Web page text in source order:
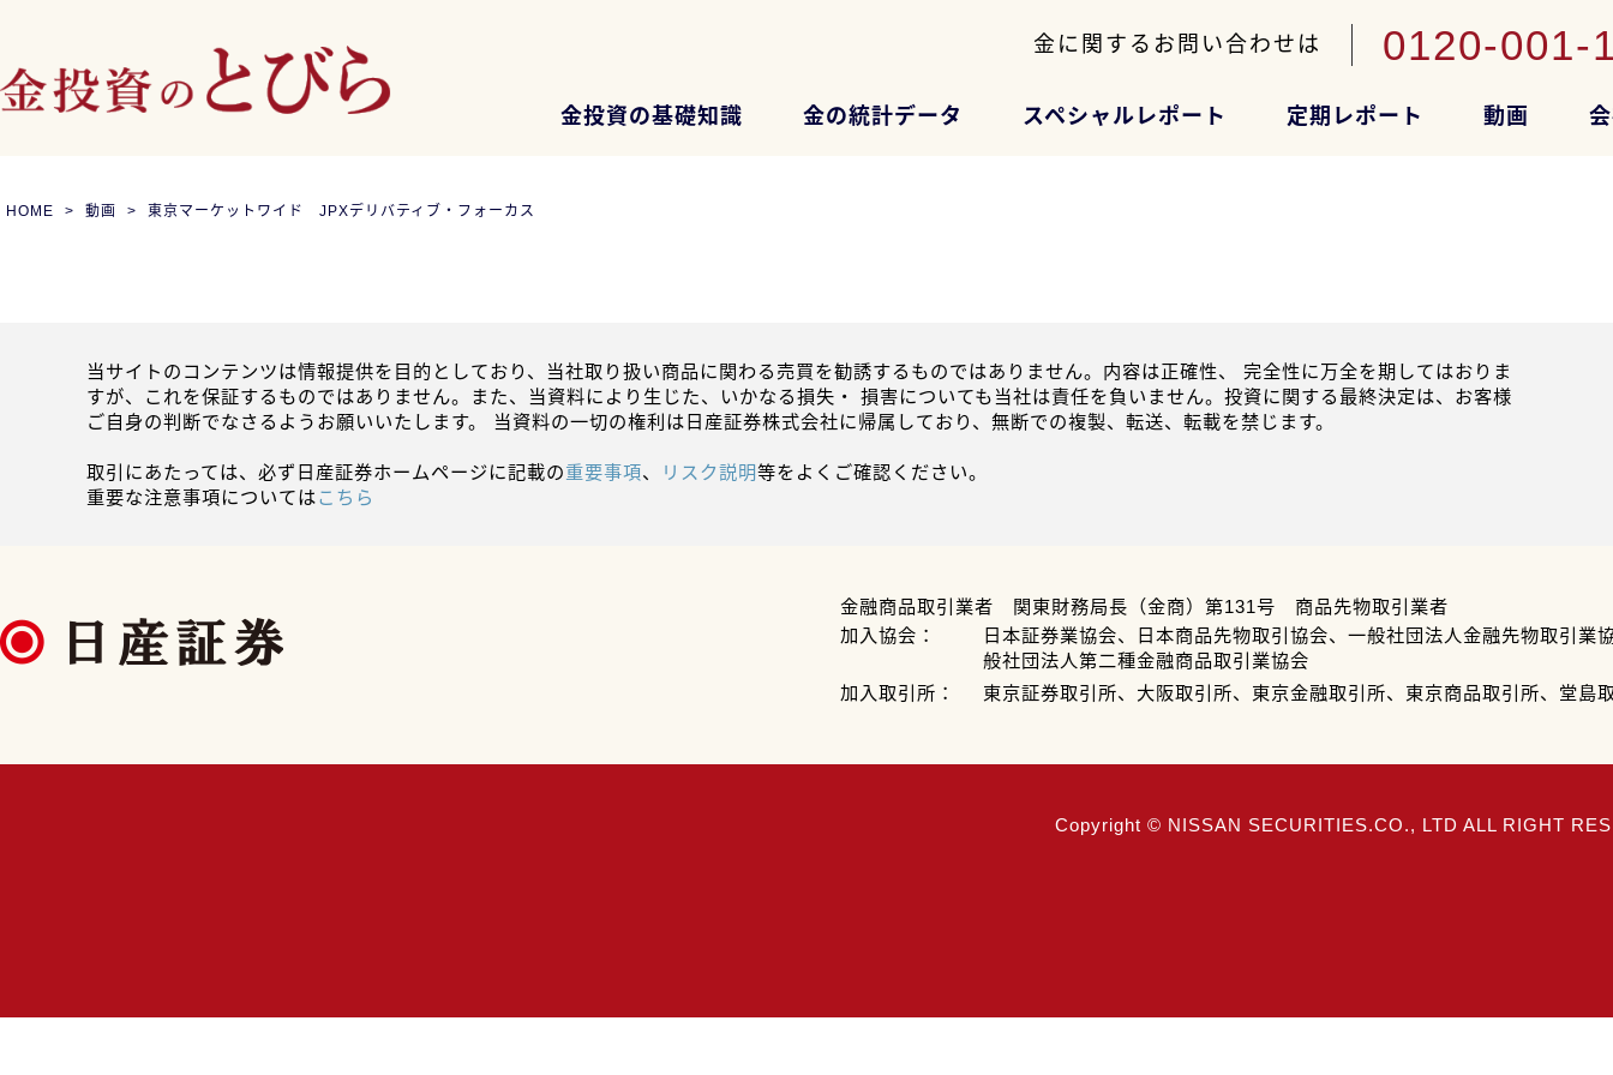
金に関するお問い合わせは 0120-001-
金投資の基礎知識 金の統計データ スペシャルレポート 定期レポート 動画
HOME 動画 東京マーケットワイド JPXデリバティブ・フォーカス
当サイトのコンテンツは情報提供を目的としており、当社取り扱い商品に関わる売買を勧誘するものではありません。内容は正確性、 完全性に万全を期してはおりま
すが、これを保証するものではありません。また、当資料により生じた、いかなる損失・ 損害についても当社は責任を負いません。投資に関する最終決定は、お客様
ご自身の判断でなさるようお願いいたします。 当資料の一切の権利は日産証券株式会社に帰属しており、無断での複製、転送、転載を禁じます。
取引にあたっては、必ず日産証券ホームページに記載の重要事項、 リスク説明等をよくご確認ください。
重要な注意事項についてはこちら
金融商品取引業者 関東財務局長（金商）第131号 商品先物取引業者
加入協会：
日本証券業協会、日本商品先物取引協会、一般社団法人金融先物取引業
般社団法人第二種金融商品取引業協会
加入取引所：
東京証券取引所、大阪取引所、東京金融取引所、東京商品取引所、堂島
Copyright © NISSAN SECURITIES.CO., LTD ALL RIGHT